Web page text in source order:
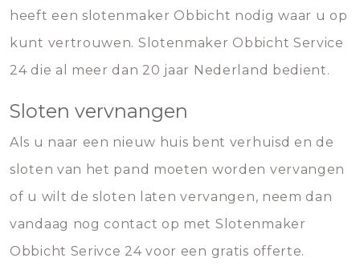
heeft een slotenmaker Obbicht nodig waar u op
kunt vertrouwen. Slotenmaker Obbicht Service
24 die al meer dan 20 jaar Nederland bedient.
Sloten vervnangen
Als u naar een nieuw huis bent verhuisd en de
sloten van het pand moeten worden vervangen
of u wilt de sloten laten vervangen, neem dan
vandaag nog contact op met Slotenmaker
Obbicht Serivce 24 voor een gratis offerte.